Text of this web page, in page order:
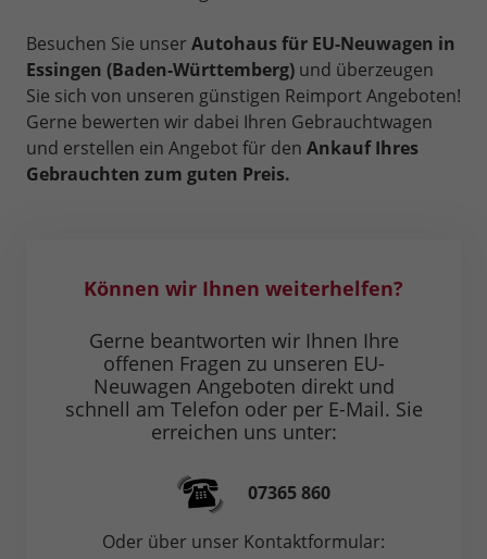
Besuchen Sie unser Autohaus für EU-Neuwagen in
Essingen (Baden-Württemberg) und überzeugen
Sie sich von unseren günstigen Reimport Angeboten!
Gerne bewerten wir dabei Ihren Gebrauchtwagen
und erstellen ein Angebot für den Ankauf Ihres
Gebrauchten zum guten Preis.
Können wir Ihnen weiterhelfen?
Gerne beantworten wir Ihnen Ihre
offenen Fragen zu unseren EU-
Neuwagen Angeboten direkt und
schnell am Telefon oder per E-Mail. Sie
erreichen uns unter:
07365 860
Oder über unser Kontaktformular: